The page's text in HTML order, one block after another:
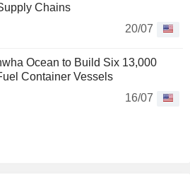
Chains
20/07
Ocean to Build Six 13,000
Container Vessels
16/07